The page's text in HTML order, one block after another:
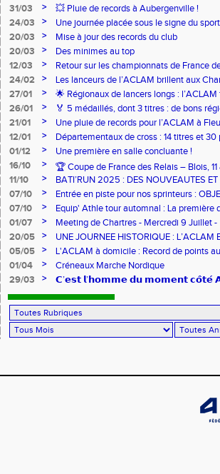
31/03 >
💥 Pluie de records à Aubergenville !
24/03
>
Une journée placée sous le signe du
20/03
>
Mise à jour des records du club
20/03
>
Des minimes au top
12/03
>
Retour sur les championnats de France
24/02
>
Les lanceurs de l’ACLAM brillent aux
Lancers Longs à Nice
27/01 >
🌟 Régionaux de lancers longs :
sur-Loire
26/01 >
🏅 5 médaillés, dont 3 titres : de bons
pour l’Aclam !
21/01 >
Une pluie de records pour l’ACLAM à
12/01
>
Départementaux de cross : 14 titres et 30
01/12
>
Une première en salle concluante !
16/10
>
🏆 Coupe de France des Relais – Blois,
11/10
>
BATI’RUN 2025 : DES NOUVEAUTES
07/10
>
Entrée en piste pour nos sprinteurs :
FRANCE !
07/10 >
Equip' Athle tour automnal : La première
jeunes !
01/07 >
Meeting de Chartres - Mercredi 9 Juillet
20/05
>
UNE JOURNEE HISTORIQUE : L’ACLAM
05/05
>
L'ACLAM à domicile : Record de points
01/04
>
Créneaux Marche Nordique
29/03
> 𝗖’𝗲𝘀𝘁 𝗹’𝗵𝗼𝗺𝗺𝗲 𝗱𝘂 𝗺𝗼𝗺𝗲𝗻𝘁 𝗰𝗼̂𝘁𝗲́